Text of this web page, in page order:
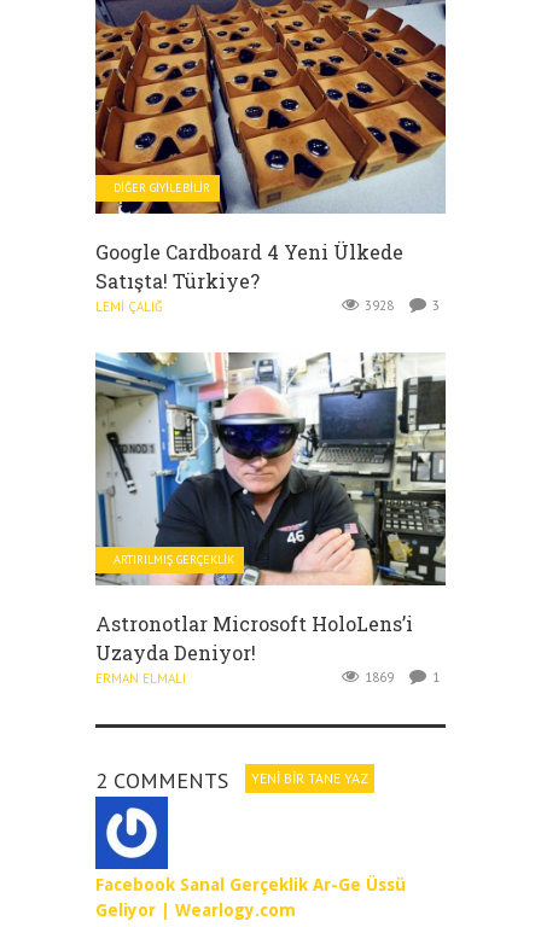
DIĞER GIYILEBILIR
Google Cardboard 4 Yeni Ülkede
Satışta! Türkiye?
LEMI ÇALIĞ 3928 3
ARTIRILMIŞ GERÇEKLIK
Astronotlar Microsoft HoloLens’i
Uzayda Deniyor!
ERMAN ELMALI 1869 1
2 COMMENTS YENI BIR TANE YAZ
Facebook Sanal Gerçeklik Ar-Ge Üssü
Geliyor | Wearlogy.com